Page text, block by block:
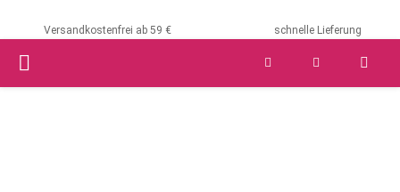
Versandkostenfrei ab 59 € schnelle Lieferung
PRIMARY